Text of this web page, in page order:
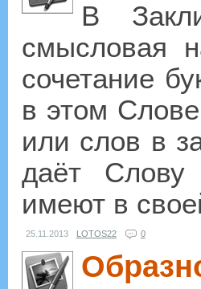
В
смысловая
сочетание
в этом
или слов в
даёт
имеют в
25.11.2013 LOTOS22 0